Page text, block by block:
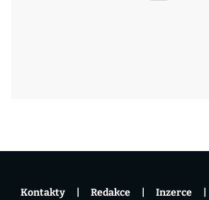
Kontakty Redakce Inzerce